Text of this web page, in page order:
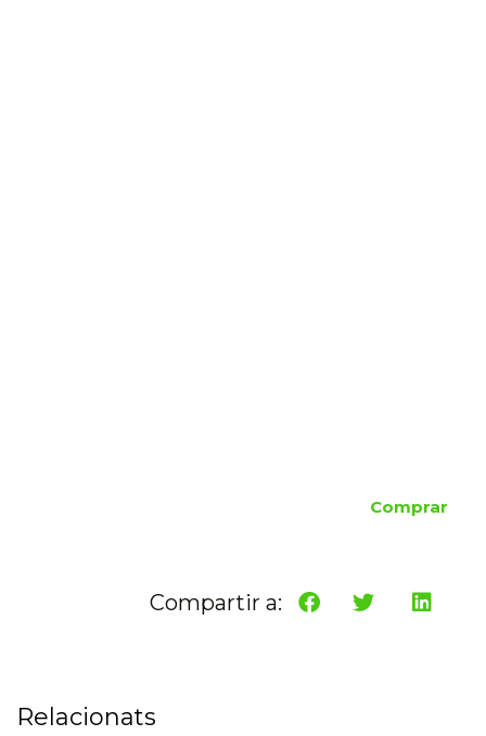
Comprar
Compartir a:
Relacionats